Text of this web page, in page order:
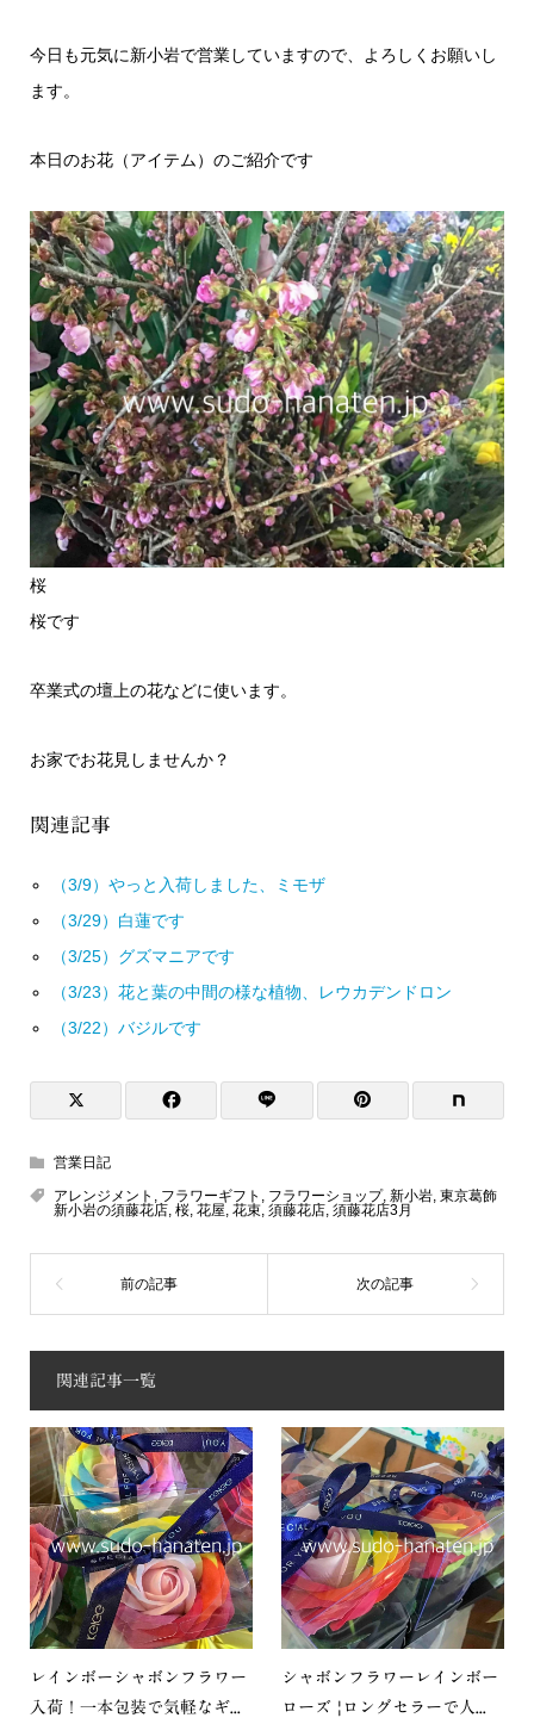
今日も元気に新小岩で営業していますので、よろしくお願いし
ます。
本日のお花（アイテム）のご紹介です
桜
桜です
卒業式の壇上の花などに使います。
お家でお花見しませんか？
関連記事
（3/9）やっと入荷しました、ミモザ
（3/29）白蓮です
（3/25）グズマニアです
（3/23）花と葉の中間の様な植物、レウカデンドロン
（3/22）バジルです
営業日記
アレンジメント , フラワーギフト , フラワーショップ, 新小岩, 東京葛飾
新小岩の須藤花店, 桜, 花屋, 花束, 須藤花店, 須藤花店3月
関連記事一覧
レインボーシャボンフラワー
入荷！一本包装で気軽なギ...
シャボンフラワーレインボー
ローズ |ロングセラーで人...